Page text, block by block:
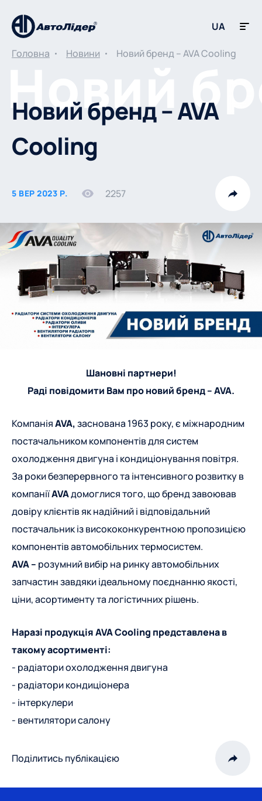
UA
Головна Новини Новий бренд – AVA Cooling
Новий бренд – AVA
Cooling
5 ВЕР 2023 Р. 2257
Шановні партнери!
Раді повідомити Вам про новий бренд – AVA.
КомпаніяAVA,заснована 1963 року, є міжнародним
постачальником компонентів для систем
охолодження двигуна і кондиціонування повітря.
За роки безперервного та інтенсивного розвитку в
компаніїAVAдомоглися того, що бренд завоював
довіру клієнтів як надійний і відповідальний
постачальник із висококонкурентною пропозицією
компонентів автомобільних термосистем.
AVA– розумний вибір на ринку автомобільних
запчастин завдяки ідеальному поєднанню якості,
ціни, асортименту та логістичних рішень.
Наразі продукція AVA Cooling представлена в
такому асортименті:
- радіатори охолодження двигуна
- радіатори кондиціонера
- інтеркулери
- вентилятори салону
Поділитись публікацією